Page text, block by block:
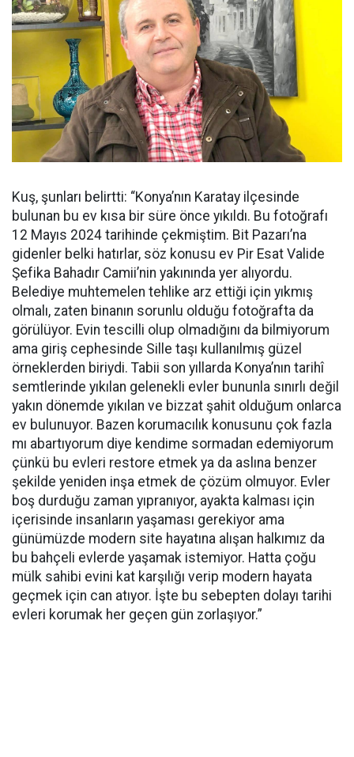
Kuş, şunları belirtti: “Konya’nın Karatay ilçesinde
bulunan bu ev kısa bir süre önce yıkıldı. Bu fotoğrafı
12 Mayıs 2024 tarihinde çekmiştim. Bit Pazarı’na
gidenler belki hatırlar, söz konusu ev Pir Esat Valide
Şefika Bahadır Camii’nin yakınında yer alıyordu.
Belediye muhtemelen tehlike arz ettiği için yıkmış
olmalı, zaten binanın sorunlu olduğu fotoğrafta da
görülüyor. Evin tescilli olup olmadığını da bilmiyorum
ama giriş cephesinde Sille taşı kullanılmış güzel
örneklerden biriydi. Tabii son yıllarda Konya’nın tarihî
semtlerinde yıkılan gelenekli evler bununla sınırlı değil
yakın dönemde yıkılan ve bizzat şahit olduğum onlarca
ev bulunuyor. Bazen korumacılık konusunu çok fazla
mı abartıyorum diye kendime sormadan edemiyorum
çünkü bu evleri restore etmek ya da aslına benzer
şekilde yeniden inşa etmek de çözüm olmuyor. Evler
boş durduğu zaman yıpranıyor, ayakta kalması için
içerisinde insanların yaşaması gerekiyor ama
günümüzde modern site hayatına alışan halkımız da
bu bahçeli evlerde yaşamak istemiyor. Hatta çoğu
mülk sahibi evini kat karşılığı verip modern hayata
geçmek için can atıyor. İşte bu sebepten dolayı tarihi
evleri korumak her geçen gün zorlaşıyor.”